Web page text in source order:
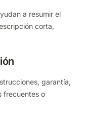
a resumir el
corta,
garantía,
frecuentes o